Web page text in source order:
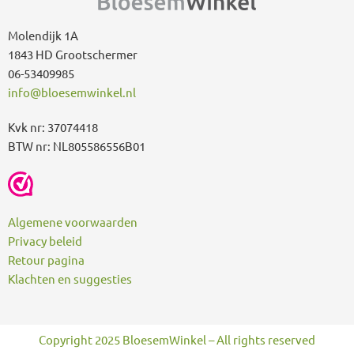
Molendijk 1A
1843 HD Grootschermer
06-53409985
info@bloesemwinkel.nl
Kvk nr: 37074418
BTW nr: NL805586556B01
Algemene voorwaarden
Privacy beleid
Retour pagina
Klachten en suggesties
Copyright 2025 BloesemWinkel – All rights reserved